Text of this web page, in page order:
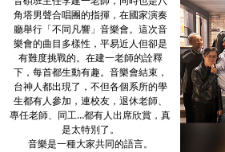
角塔男聲合唱團的指揮，在國家演奏
廳舉行「不同凡響」音樂會。這次音
樂會的曲目多樣性，平易近人但卻是
有難度挑戰的。在建一老師的詮釋
下，每首都生動有趣。音樂會結束，
台神人都出現了，不但各個系所的學
生都有人參加，連校友，退休老師、
專任老師、同工…都有人出席欣賞，真
是太特別了。
音樂是一種大家共同的語言。